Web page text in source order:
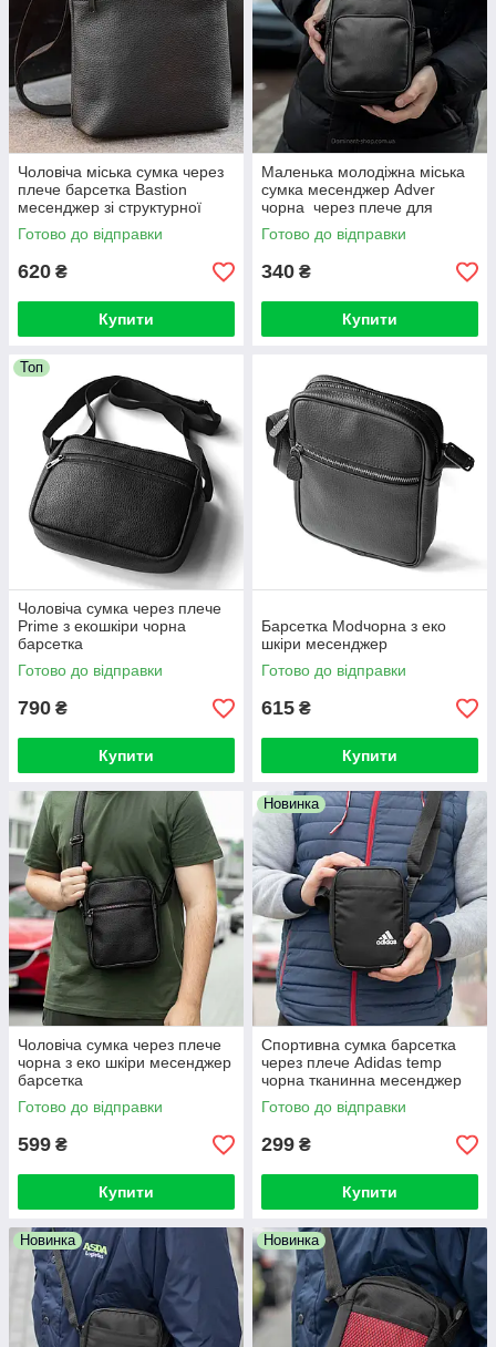
Чоловіча міська сумка через
плече барсетка Bastion
месенджер зі структурної
екошкіри чорна наплена
Готово до відправки
620 ₴
Купити
Маленька молодіжна міська
сумка месенджер Adver
чорна через плече для
повсякденного носіння
Готово до відправки
340 ₴
Купити
Топ
Чоловіча сумка через плече
Prime з екошкіри чорна
барсетка
Готово до відправки
790 ₴
Купити
Барсетка Modчорна з еко
шкіри месенджер
Готово до відправки
615 ₴
Купити
Чоловіча сумка через плече
чорна з еко шкіри месенджер
барсетка
Готово до відправки
599 ₴
Купити
Новинка
Спортивна сумка барсетка
через плече Adidas temp
чорна тканинна месенджер
Готово до відправки
299 ₴
Купити
Новинка Новинка